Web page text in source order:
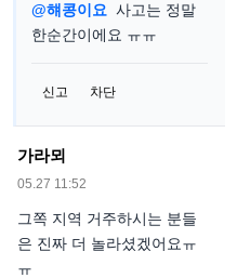
@햬콩이요 사고는 정말
한순간이에요 ㅠㅠ
신고 차단
가라뫼
05.27 11:52
그쪽 지역 거주하시는 분들
은 진짜 더 놀라셨겠어요ㅠ
ㅠ